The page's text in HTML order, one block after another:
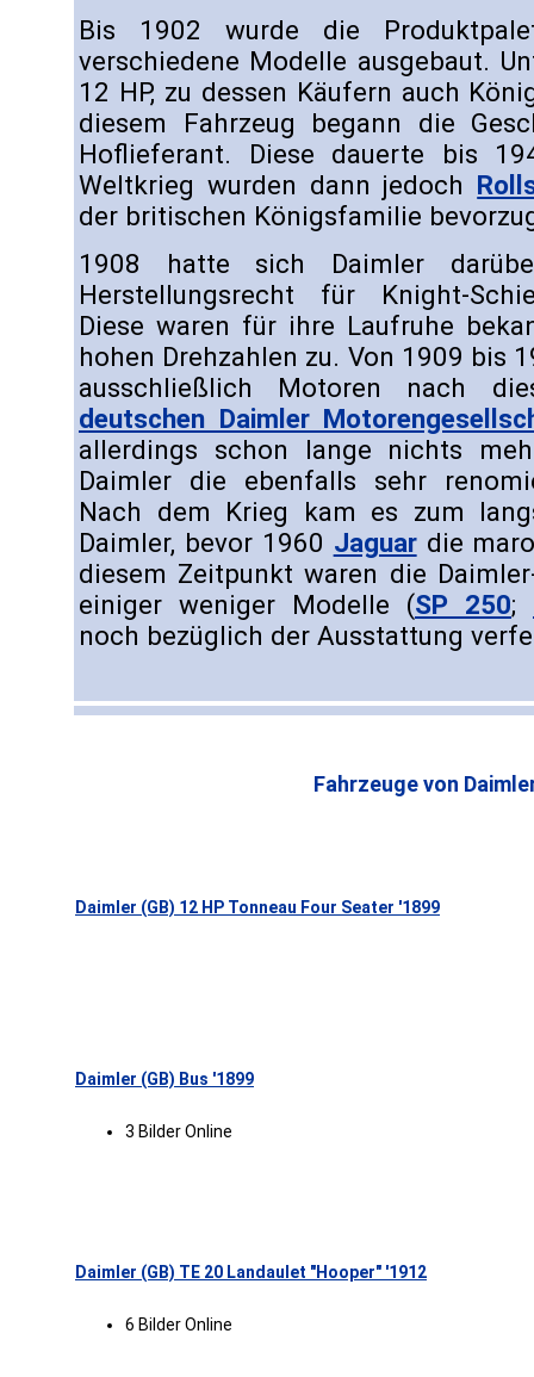
Bis 1902 wurde die
verschiedene Modelle ausgebaut.
12 HP, zu dessen Käufern auch
diesem Fahrzeug begann die
Hoflieferant. Diese dauerte bis
Weltkrieg wurden dann jedoch
der britischen Königsfamilie
1908 hatte sich Daimler
Herstellungsrecht für Knight-
Diese waren für ihre Laufruhe
hohen Drehzahlen zu. Von 1909 bis
ausschließlich Motoren nach
deutschen Daimler
allerdings schon lange nichts
Daimler die ebenfalls sehr
Nach dem Krieg kam es zum
Daimler, bevor 1960 Jaguardie
diesem Zeitpunkt waren die
einiger weniger Modelle (SP 250;
noch bezüglich der Ausstattung
Fahrzeuge von
Daimler (GB) 12 HP Tonneau Four Seater '1899
Daimler (GB) Bus '1899
3 Bilder Online
Daimler (GB) TE 20 Landaulet "Hooper" '1912
6 Bilder Online